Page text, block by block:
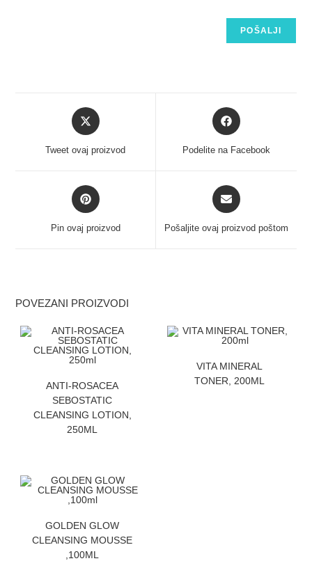
Tweet ovaj proizvod Podelite na Facebook
Pin ovaj proizvod Pošaljite ovaj proizvod poštom
POVEZANI PROIZVODI
ANTI-ROSACEA
SEBOSTATIC
CLEANSING LOTION,
250ML
VITA MINERAL
TONER, 200ML
GOLDEN GLOW
CLEANSING MOUSSE
,100ML